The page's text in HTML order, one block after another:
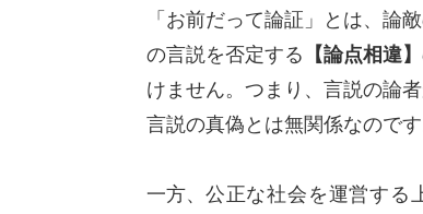
「お前だって論証」とは、論
の言説を否定する 【論点相違】
けません。つまり、言説の論
言説の真偽とは無関係なのです
一方、 公正な社会を運営する